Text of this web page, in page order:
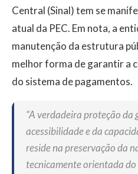
Central (Sinal) tem se
atual da PEC. Em nota, a
manutenção da estrutura
melhor forma de garantir a
do sistema de pagamentos.
“A verdadeira proteção da
acessibilidade e da
reside na preservação da
tecnicamente orientada